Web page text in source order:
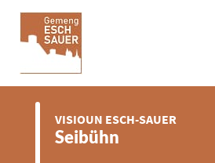
VISIOUN ESCH-SAUER
Seibühn